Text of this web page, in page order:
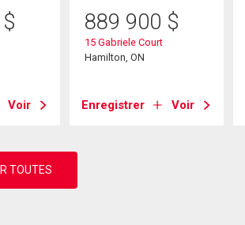
$
Voir
889 900 $
15 Gabriele Court
Hamilton, ON
Enregistrer Voir